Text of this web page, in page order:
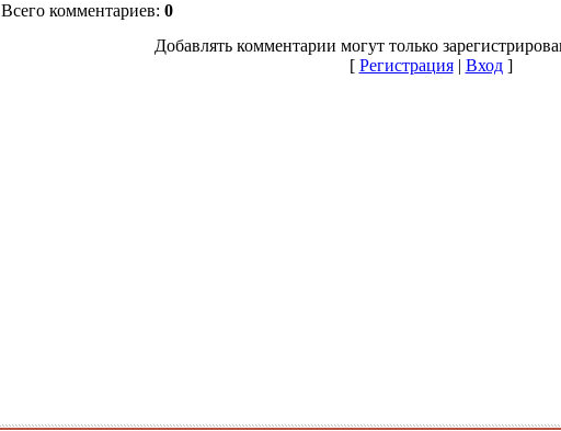
Всего комментариев: 0
Добавлять комментарии могут только
[ Регистрация| Вход]